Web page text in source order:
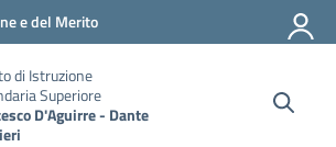
e del Merito
di Istruzione
Superiore
D'Aguirre - Dante